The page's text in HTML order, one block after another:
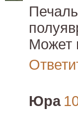
Может
Юра